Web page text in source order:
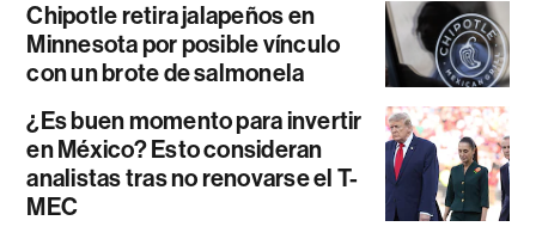
Chipotle retira jalapeños en
Minnesota por posible vínculo
con un brote de salmonela
¿Es buen momento para invertir
en México? Esto consideran
analistas tras no renovarse el T-
MEC